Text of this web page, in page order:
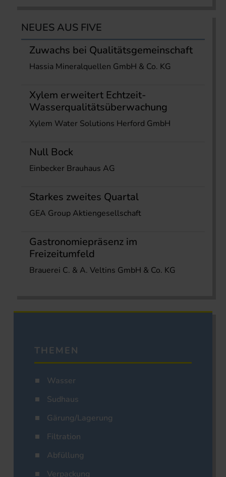
NEUES AUS FIVE
Zuwachs bei Qualitätsgemeinschaft
Hassia Mineralquellen GmbH & Co. KG
Xylem erweitert Echtzeit-
Wasserqualitätsüberwachung
Xylem Water Solutions Herford GmbH
Null Bock
Einbecker Brauhaus AG
Starkes zweites Quartal
GEA Group Aktiengesellschaft
Gastronomiepräsenz im
Freizeitumfeld
Brauerei C. & A. Veltins GmbH & Co. KG
THEMEN
Wasser
Sudhaus
Gärung/Lagerung
Filtration
Abfüllung
Verpackung